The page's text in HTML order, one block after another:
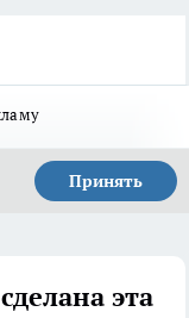
Принять
эта